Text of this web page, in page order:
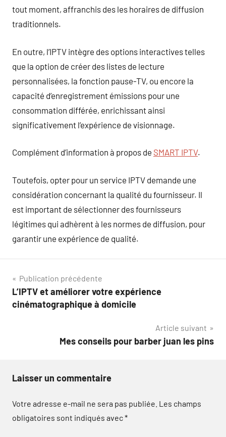
tout moment, affranchis des les horaires de diffusion
traditionnels.
En outre, l’IPTV intègre des options interactives telles
que la option de créer des listes de lecture
personnalisées, la fonction pause-TV, ou encore la
capacité d’enregistrement émissions pour une
consommation différée, enrichissant ainsi
significativement l’expérience de visionnage.
Complément d’information à propos de SMART IPTV.
Toutefois, opter pour un service IPTV demande une
considération concernant la qualité du fournisseur. Il
est important de sélectionner des fournisseurs
légitimes qui adhèrent à les normes de diffusion, pour
garantir une expérience de qualité.
Navigation
de
Publication précédente
L’IPTV et améliorer votre expérience
cinématographique à domicile
Article suivant
Mes conseils pour barber juan les pins
Laisser un commentaire
Votre adresse e-mail ne sera pas publiée. Les champs
obligatoires sont indiqués avec*